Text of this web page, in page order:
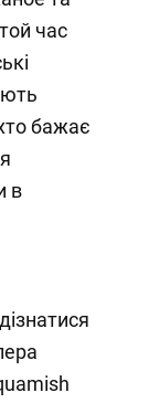
час
бажає
в